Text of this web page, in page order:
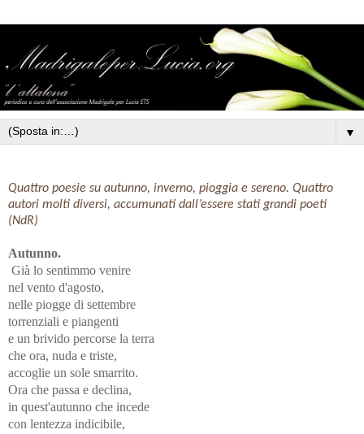
▼
Quattro poesie su autunno, inverno, pioggia e sereno. Quattro
autori molti diversi, accumunati dall’essere stati grandi poeti
(NdR)
Autunno.
Già lo sentimmo venire
nel vento d'agosto,
nelle piogge di settembre
torrenziali e piangenti
e un brivido percorse la terra
che ora, nuda e triste,
accoglie un sole smarrito.
Ora che passa e declina,
in quest'autunno che incede
con lentezza indicibile,